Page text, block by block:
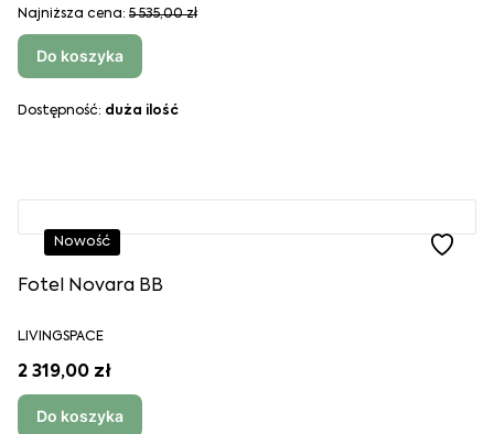
Najniższa cena: 5 535,00 zł
Do koszyka
Dostępność: duża ilość
Nowość
Fotel Novara BB
LIVINGSPACE
2 319,00 zł
Do koszyka